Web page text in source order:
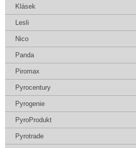
Klásek
Lesli
Nico
Panda
Piromax
Pyrocentury
Pyrogenie
PyroProdukt
Pyrotrade